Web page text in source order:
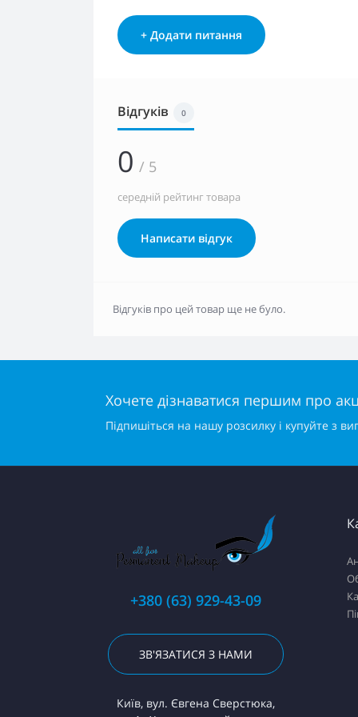
+ Додати питання
Відгуків 0
0 / 5
середній рейтинг товара
Написати відгук
Відгуків про цей товар ще не було.
Хочете дізнаватися першим про
Підпишіться на нашу розсилку і купуйте з
+380 (63) 929-43-09
ЗВ'ЯЗАТИСЯ З НАМИ
Київ, вул. Євгена Сверстюка,